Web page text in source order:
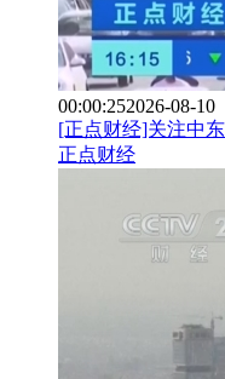
00:00:252026-08-10
[正点财经]关注中
正点财经